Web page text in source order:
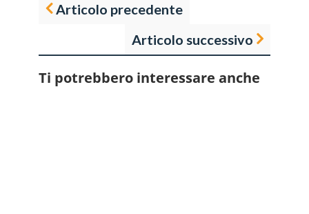
Articolo precedente
Articolo successivo
Ti potrebbero interessare anche